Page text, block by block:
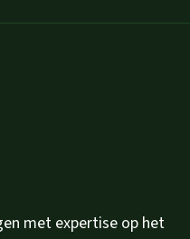
met expertise op het